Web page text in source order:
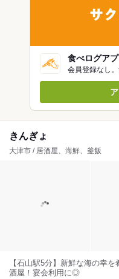
食べログアプ
会員登録なし
きんぎょ
大津市 / 居酒屋、海鮮、釜飯
【石山駅5分】新鮮な海の幸
酒屋！宴会利用に◎